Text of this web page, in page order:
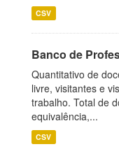
CSV
Banco de
Quantitativo de
livre, visitantes e
trabalho. Total de
equivalência,...
CSV